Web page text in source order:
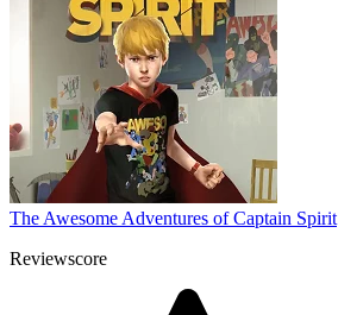
The Awesome Adventures of Captain Spirit
Reviewscore